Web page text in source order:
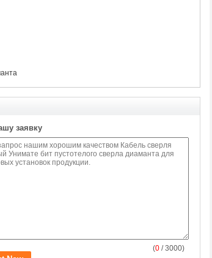
заявку
(0 / 3000)